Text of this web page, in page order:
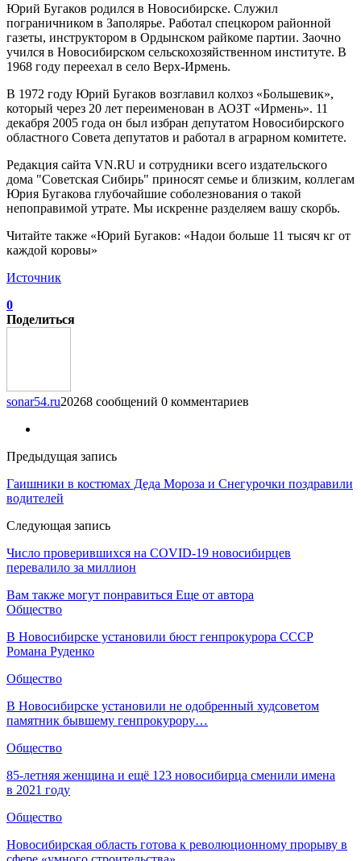
Юрий Бугаков родился в Новосибирске. Служил
пограничником в Заполярье. Работал спецкором районной
газеты, инструктором в Ордынском райкоме партии. Заочно
учился в Новосибирском сельскохозяйственном институте. В
1968 году переехал в село Верх-Ирмень.
В 1972 году Юрий Бугаков возглавил колхоз «Большевик»,
который через 20 лет переименован в АОЗТ «Ирмень». 11
декабря 2005 года он был избран депутатом Новосибирского
областного Совета депутатов и работал в аграрном комитете.
Редакция сайта VN.RU и сотрудники всего издательского
дома "Советская Сибирь" приносят семье и близким, коллегам
Юрия Бугакова глубочайшие соболезнования о такой
непоправимой утрате. Мы искренне разделяем вашу скорбь.
Читайте также «Юрий Бугаков: «Надои больше 11 тысяч кг от
каждой коровы»
Источник
0
Поделиться
sonar54.ru20268 сообщений 0 комментариев
Предыдущая запись
Гаишники в костюмах Деда Мороза и Снегурочки поздравили
водителей
Следующая запись
Число проверившихся на COVID-19 новосибирцев
перевалило за миллион
Вам также могут понравиться Еще от автора
Общество
В Новосибирске установили бюст генпрокурора СССР
Романа Руденко
Общество
В Новосибирске установили не одобренный худсоветом
памятник бывшему генпрокурору…
Общество
85-летняя женщина и ещё 123 новосибирца сменили имена
в 2021 году
Общество
Новосибирская область готова к революционному прорыву в